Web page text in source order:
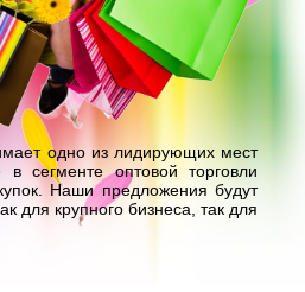
одно из лидирующих мест
сегменте оптовой торговли
Наши предложения будут
для крупного бизнеса, так для